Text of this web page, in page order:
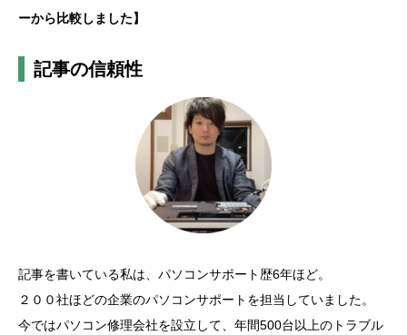
ーから比較しました】
記事の信頼性
記事を書いている私は、パソコンサポート歴6年ほど。
２００社ほどの企業のパソコンサポートを担当していました。
今ではパソコン修理会社を設立して、年間500台以上のトラブル